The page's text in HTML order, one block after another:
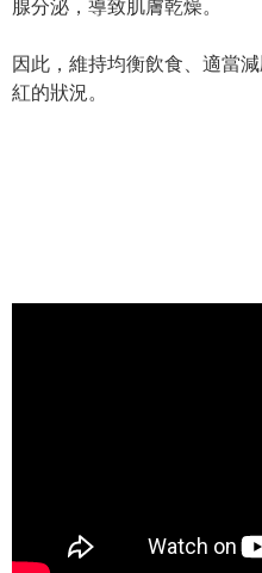
腺分泌，導致肌膚乾燥。
因此，維持均衡飲食、適當
紅的狀況。